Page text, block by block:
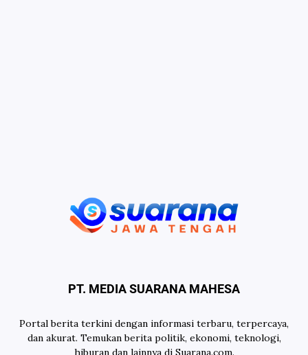
PT. MEDIA SUARANA MAHESA
Portal berita terkini dengan informasi terbaru, terpercaya,
dan akurat. Temukan berita politik, ekonomi, teknologi,
hiburan dan lainnya di Suarana.com.